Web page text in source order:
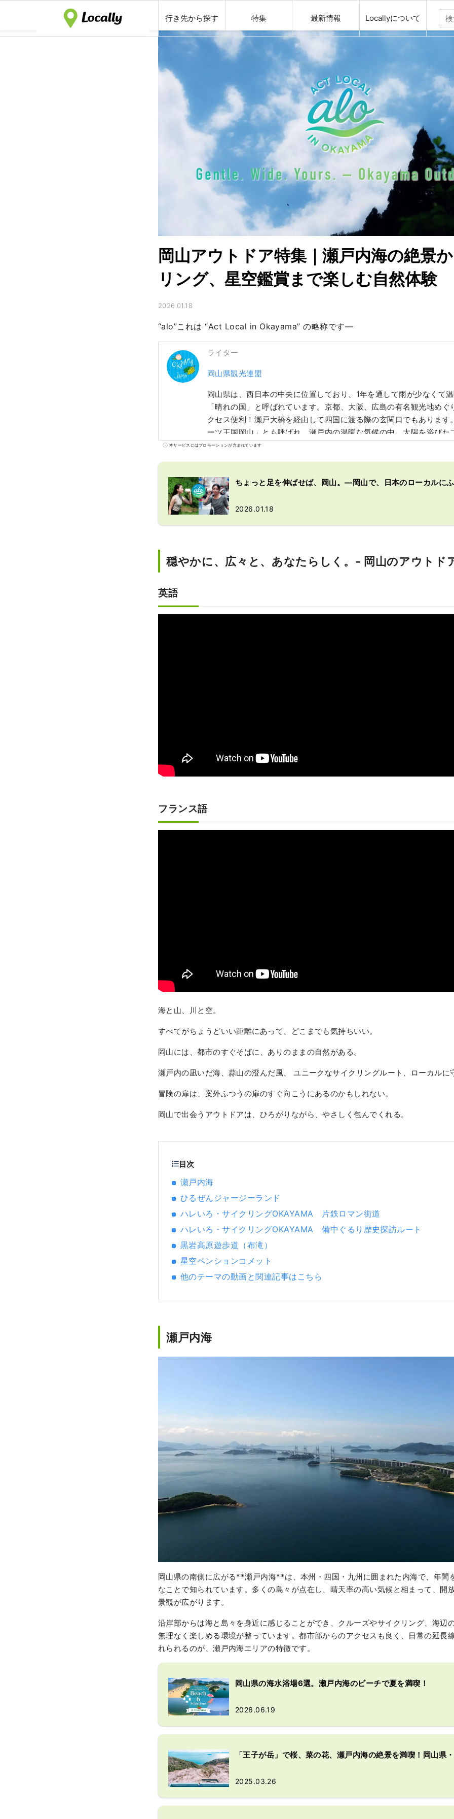
行き先から探す 特集 最新情報 Locallyについて
岡山アウトドア特集｜瀬戸内海の絶景
リング、星空鑑賞まで楽しむ自然体験
2026.01.18
“alo”これは “Act Local in Okayama” の略称です—
ライター
岡山県観光連盟
岡山県は、西日本の中央に位置しており、1年を通して雨が少なくて
「晴れの国」と呼ばれています。京都、大阪、広島の有名観光地めぐ
クセス便利！瀬戸大橋を経由して四国に渡る際の玄関口でもあります。 また、「フ
ーツ王国岡山」とも呼ばれ、瀬戸内の温暖な気候の中、太陽を浴びた
さ、香り、味ともに最高品質。 白桃をはじめ、マスカットやピオーネ
本サービスにはプロモーションが含まれています
ちょっと足を伸ばせば、岡山。―岡山で、日本のローカルに
2026.01.18
穏やかに、広々と、あなたらしく。- 岡山のアウトド
英語
フランス語
海と山、川と空。
すべてがちょうどいい距離にあって、どこまでも気持ちいい。
岡山には、都市のすぐそばに、ありのままの自然がある。
瀬戸内の凪いだ海、蒜山の澄んだ風、 ユニークなサイクリングルート、ローカルに
冒険の扉は、案外ふつうの扉のすぐ向こうにあるのかもしれない。
岡山で出会うアウトドアは、ひろがりながら、やさしく包んでくれる。
目次
瀬戸内海
ひるぜんジャージーランド
ハレいろ・サイクリングOKAYAMA 片鉄ロマン街道
ハレいろ・サイクリングOKAYAMA 備中ぐるり歴史探訪ルート
黒岩高原遊歩道（布滝）
星空ペンションコメット
他のテーマの動画と関連記事はこちら
瀬戸内海
岡山県の南側に広がる**瀬戸内海**は、本州・四国・九州に囲まれた内海で、年間
なことで知られています。多くの島々が点在し、晴天率の高い気候と相まって、開
景観が広がります。
沿岸部からは海と島々を身近に感じることができ、クルーズやサイクリング、海辺
無理なく楽しめる環境が整っています。都市部からのアクセスも良く、日常の延長
れられるのが、瀬戸内海エリアの特徴です。
岡山県の海水浴場6選。瀬戸内海のビーチで夏を満喫！
2026.06.19
「王子が岳」で桜、菜の花、瀬戸内海の絶景を満喫！岡山県
2025.03.26